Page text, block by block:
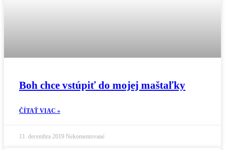
Boh chce vstúpiť do mojej maštaľky
ČÍTAŤ VIAC »
11. decembra 2019 Nekomentované